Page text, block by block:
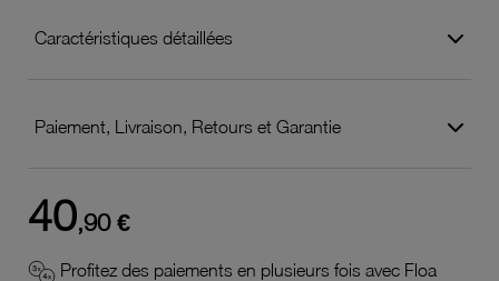
Caractéristiques détaillées
Paiement, Livraison, Retours et Garantie
40,90 €
Profitez des paiements en plusieurs fois avec Floa